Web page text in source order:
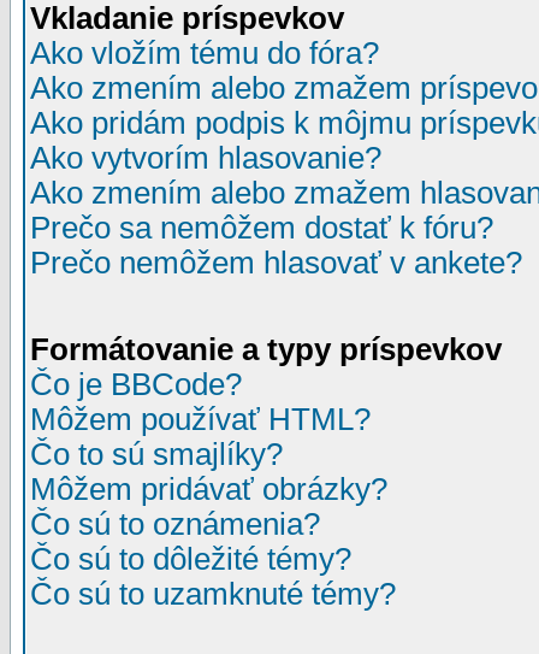
Vkladanie príspevkov
Ako vložím tému do fóra?
Ako zmením alebo zmažem
Ako pridám podpis k môjmu
Ako vytvorím hlasovanie?
Ako zmením alebo zmažem
Prečo sa nemôžem dostať k fóru?
Prečo nemôžem hlasovať v ankete?
Formátovanie a typy príspevkov
Čo je BBCode?
Môžem používať HTML?
Čo to sú smajlíky?
Môžem pridávať obrázky?
Čo sú to oznámenia?
Čo sú to dôležité témy?
Čo sú to uzamknuté témy?